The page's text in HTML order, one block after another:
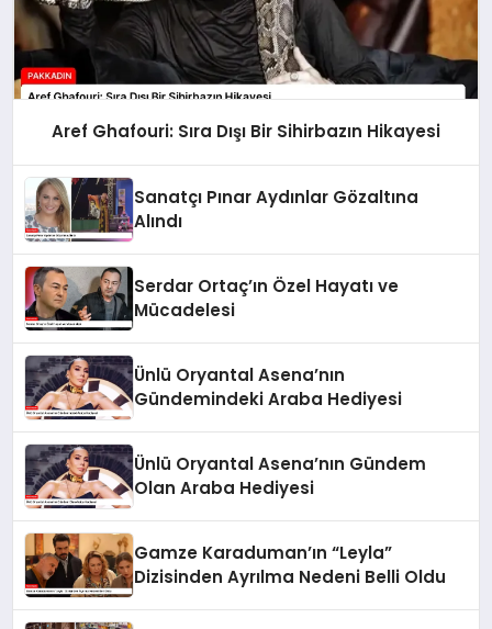
Aref Ghafouri: Sıra Dışı Bir Sihirbazın Hikayesi
Sanatçı Pınar Aydınlar Gözaltına
Alındı
Serdar Ortaç’ın Özel Hayatı ve
Mücadelesi
Ünlü Oryantal Asena’nın
Gündemindeki Araba Hediyesi
Ünlü Oryantal Asena’nın Gündem
Olan Araba Hediyesi
Gamze Karaduman’ın “Leyla”
Dizisinden Ayrılma Nedeni Belli Oldu